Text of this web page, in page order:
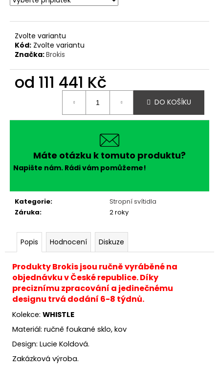
Zvolte variantu
Kód: Zvolte variantu
Značka:Brokis
od 111 441 Kč
DO KOŠÍKU
Máte otázku k tomuto produktu?
Napište nám. Rádi vám pomůžeme!
Kategorie:
Stropní svítidla
Záruka: 2 roky
Popis Hodnocení Diskuze
Produkty Brokis jsou ručně vyráběné na
objednávku v České republice. Díky
preciznímu zpracování a jedinečnému
designu trvá dodání 6-8 týdnů.
Kolekce: WHISTLE
Materiál: ručně foukané sklo, kov
Design: Lucie Koldová.
Zakázková výroba.